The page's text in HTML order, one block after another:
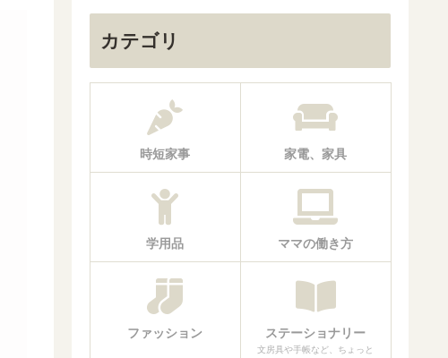
カテゴリ
時短家事 家電、家具
学用品 ママの働き方
ファッション ステーショナリー
文房具や手帳など、ちょっと